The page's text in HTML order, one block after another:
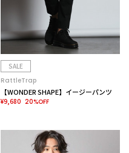
SALE
RattleTrap
【WONDER SHAPE】イージーパンツ
¥9,680 20%OFF